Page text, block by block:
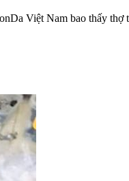
Việt Nam bao thấy thợ